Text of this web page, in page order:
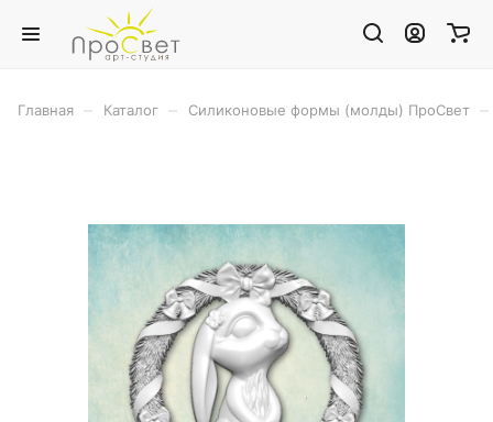
Главная Каталог Силиконовые формы (молды) ПроСвет